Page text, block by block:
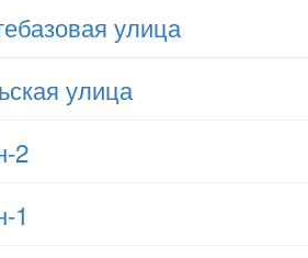
улица
улица
2
1